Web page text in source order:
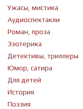
Ужасы, мистика
Аудиоспектакли
Роман, проза
Эзотерика
Детективы, триллеры
Юмор, сатира
Для детей
История
Поэзия